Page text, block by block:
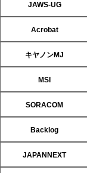
JAWS-UG
Acrobat
キヤノンMJ
MSI
SORACOM
Backlog
JAPANNEXT